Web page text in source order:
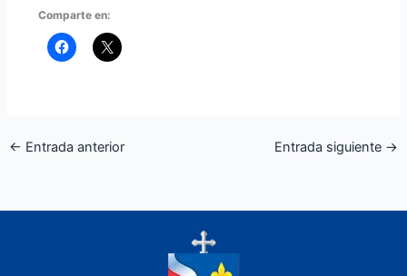
Comparte en:
← Entrada anterior Entrada siguiente →